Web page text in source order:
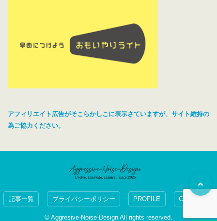
アフィリエイト広告がそこらかしこに表示さていますが、サイト維持の
為ご協力ください。
記事一覧 プライバシーポリシー PROFILE CONTACT
© Aggresive-Noise-Design All rights reserved.